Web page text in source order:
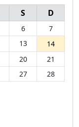
S D
6
7
13
14
20
21
27
28